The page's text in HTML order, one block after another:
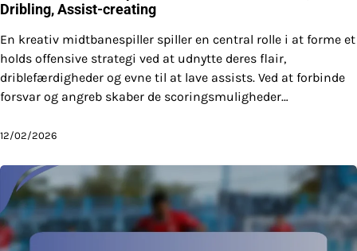
Dribling, Assist-creating
En kreativ midtbanespiller spiller en central rolle i at forme et
holds offensive strategi ved at udnytte deres flair,
driblefærdigheder og evne til at lave assists. Ved at forbinde
forsvar og angreb skaber de scoringsmuligheder…
12/02/2026